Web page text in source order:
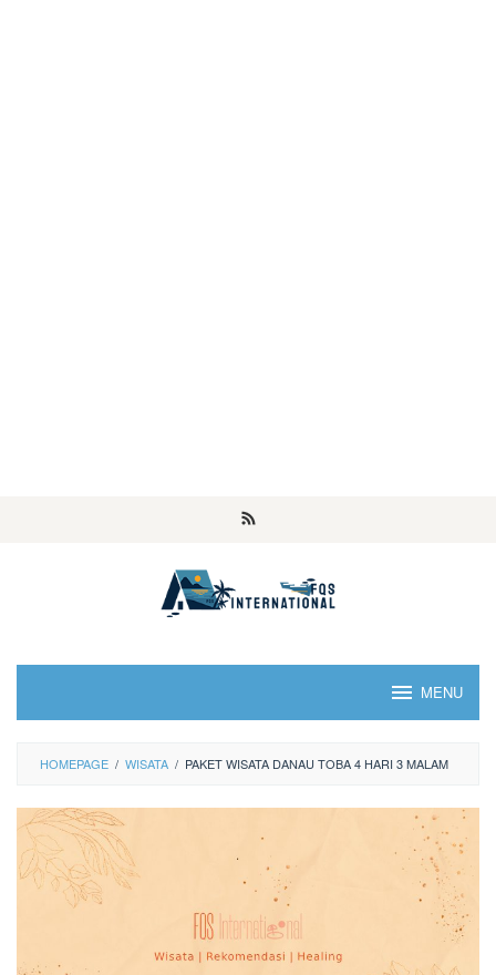
MENU
HOMEPAGE / WISATA / PAKET WISATA DANAU TOBA 4 HARI 3 MALAM